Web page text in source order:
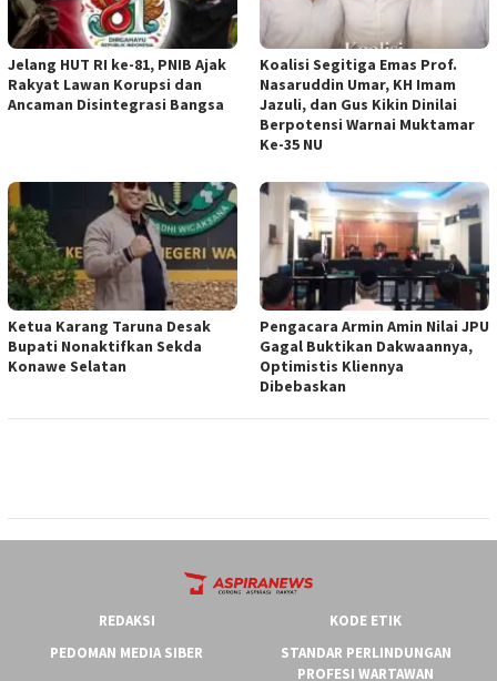
Jelang HUT RI ke-81, PNIB Ajak
Rakyat Lawan Korupsi dan
Ancaman Disintegrasi Bangsa
Koalisi Segitiga Emas Prof.
Nasaruddin Umar, KH Imam
Jazuli, dan Gus Kikin Dinilai
Berpotensi Warnai Muktamar
Ke-35 NU
Ketua ‎Karang Taruna Desak
Bupati Nonaktifkan Sekda
Konawe Selatan
‎Pengacara Armin Amin Nilai JPU
Gagal Buktikan Dakwaannya,
Optimistis Kliennya
Dibebaskan
REDAKSI
KODE ETIK
PEDOMAN MEDIA SIBER
STANDAR PERLINDUNGAN
PROFESI WARTAWAN